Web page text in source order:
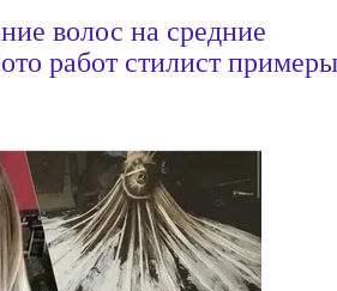
волос на средние
работ стилист примеры